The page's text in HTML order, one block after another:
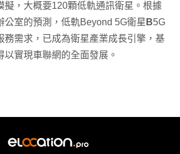
擬，大概要120顆低軌通訊衛星。根據
公室的預測，低軌Beyond 5G衛星 B5G
務需求，已成為衛星產業成長引擎，基
以實現車聯網的全面發展。